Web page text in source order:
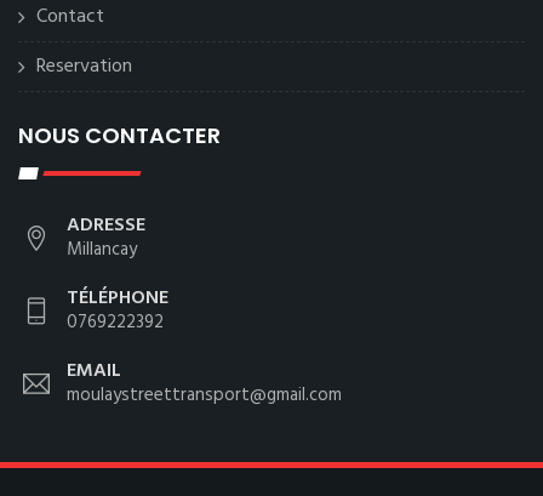
Contact
Reservation
NOUS CONTACTER
ADRESSE
Millancay
TÉLÉPHONE
0769222392
EMAIL
moulaystreettransport@gmail.com